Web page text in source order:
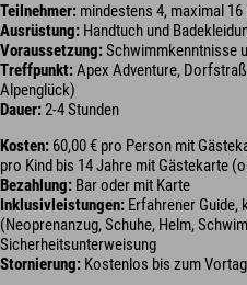
Teilnehmer: mindestens 4, maximal
Ausrüstung: Handtuch und
Voraussetzung:Schwimmkenntnisse
Treffpunkt:Apex Adventure,
Alpenglück)
Dauer:2-4 Stunden
Kosten: 60,00 € pro Person mit
pro Kind bis 14 Jahre mit Gästekarte
Bezahlung: Bar oder mit Karte
Inklusivleistungen: Erfahrener
(Neoprenanzug, Schuhe, Helm,
Sicherheitsunterweisung
Stornierung: Kostenlos bis zum